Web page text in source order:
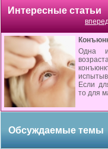
Интересные статьи
Одна
Если
то для
Обсуждаемые темы